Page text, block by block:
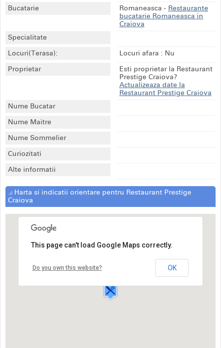
Bucatarie
Romaneasca - Restaurante
bucatarie Romaneasca in
Craiova
Specialitate
Locuri(Terasa):
Locuri afara : Nu
Proprietar
Esti proprietar la Restaurant
Prestige Craiova?
Actualizeaza date la
Restaurant Prestige Craiova
Nume Bucatar
Nume Maitre
Nume Sommelier
Curiozitati
Alte informatii
Harta si indicatii orientare pentru Restaurant Prestige
Craiova
Restaurant Prestige Craiova
Bulevardul Decebal,77A
Craiova
This page can't load Google Maps correctly.
Do you own this website? OK